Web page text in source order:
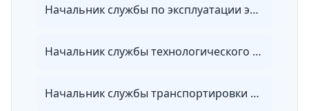
Начальник службы по эксплуатации электрических сетей
Начальник службы технологического присоединения
Начальник службы транспортировки электроэнергии